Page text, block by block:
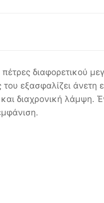
διαφορετικού
εξασφαλίζει άνετη
διαχρονική λάμψη.